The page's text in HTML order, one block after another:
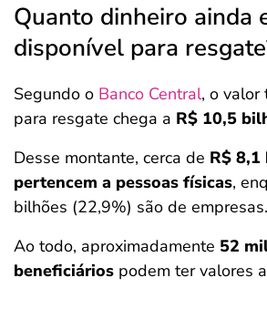
Quanto dinheiro ainda
disponível para
Segundo o Banco Central, o valor
para resgate chega a R$ 10,5
Desse montante, cerca de R$ 8,1
pertencem a pessoas físicas,
bilhões (22,9%) são de empresas.
Ao todo, aproximadamente 52
beneficiários podem ter valores